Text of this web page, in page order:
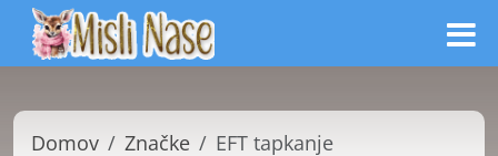
Domov Značke EFT tapkanje